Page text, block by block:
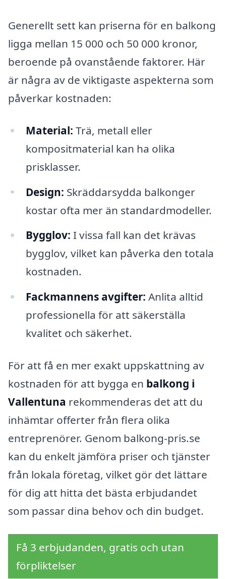
Generellt sett kan priserna för en balkong
ligga mellan 15 000 och 50 000 kronor,
beroende på ovanstående faktorer. Här
är några av de viktigaste aspekterna som
påverkar kostnaden:
Material: Trä, metall eller
kompositmaterial kan ha olika
prisklasser.
Design: Skräddarsydda balkonger
kostar ofta mer än standardmodeller.
Bygglov: I vissa fall kan det krävas
bygglov, vilket kan påverka den totala
kostnaden.
Fackmannens avgifter: Anlita alltid
professionella för att säkerställa
kvalitet och säkerhet.
För att få en mer exakt uppskattning av
kostnaden för att bygga en balkong i
Vallentuna rekommenderas det att du
inhämtar offerter från flera olika
entreprenörer. Genom balkong-pris.se
kan du enkelt jämföra priser och tjänster
från lokala företag, vilket gör det lättare
för dig att hitta det bästa erbjudandet
som passar dina behov och din budget.
Få 3 erbjudanden, gratis och utan
förpliktelser